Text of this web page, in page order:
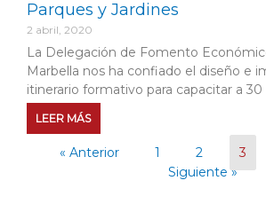
Parques y Jardines
2 abril, 2020
La Delegación de Fomento
Marbella nos ha confiado el diseño e
itinerario formativo para capacitar a 30
LEER MÁS
« Anterior 1 2 3
Siguiente »